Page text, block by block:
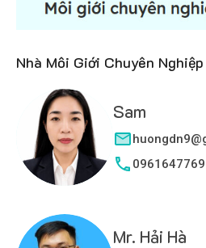
Nhà Môi Giới Chuyên Nghiệp
Sam
0961647769
Mr. Hải Hà